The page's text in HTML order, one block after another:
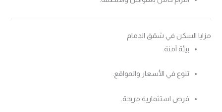
مزايا السكن في شقق الدمام
بيئة آمنة.
تنوع في الأسعار والمواقع.
فرص استثمارية مربحة.